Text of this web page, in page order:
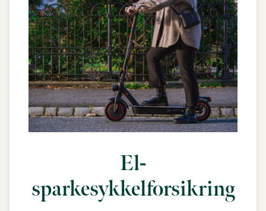
El-
sparkesykkelforsikring